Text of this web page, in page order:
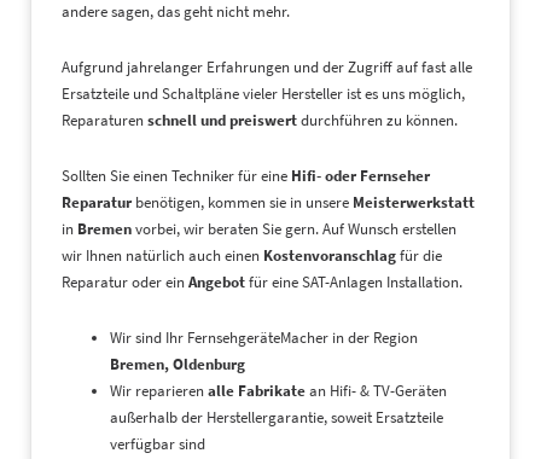
andere sagen, das geht nicht mehr.
Aufgrund jahrelanger Erfahrungen und der Zugriff auf fast alle
Ersatzteile und Schaltpläne vieler Hersteller ist es uns möglich,
Reparaturenschnell und preiswertdurchführen zu können.
Sollten Sie einen Techniker für eine Hifi- oder Fernseher
Reparatur benötigen, kommen sie in unsere Meisterwerkstatt
in Bremenvorbei, wir beraten Sie gern. Auf Wunsch erstellen
wir Ihnen natürlich auch einen Kostenvoranschlagfür die
Reparatur oder einAngebotfür eine SAT-Anlagen Installation.
Wir sind Ihr FernsehgeräteMacher in der Region
Bremen, Oldenburg
Wir reparierenalle Fabrikatean Hifi- & TV-Geräten
außerhalb der Herstellergarantie, soweit Ersatzteile
verfügbar sind